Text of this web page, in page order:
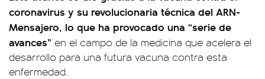
coronavirus y su revolucionaria técnica del ARN-
Mensajero, lo que ha provocado una “serie de
avances” en el campo de la medicina que acelera el
desarrollo para una futura vacuna contra esta
enfermedad.